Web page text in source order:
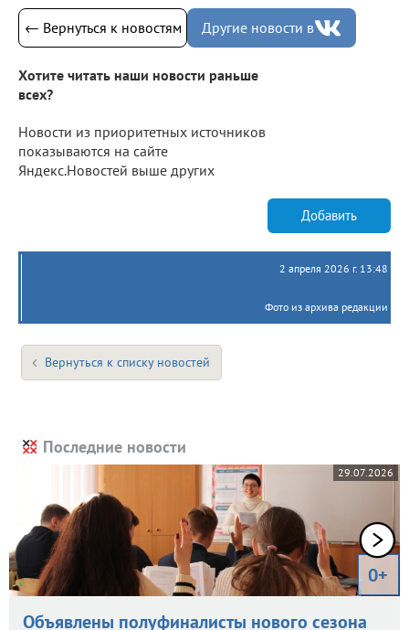
← Вернуться к новостям Другие новости в
Хотите читать наши новости раньше
всех?
Новости из приоритетных источников
показываются на сайте
Яндекс.Новостей выше других
Добавить
2 апреля 2026 г. 13:48
Фото из архива редакции
Вернуться к списку новостей
Последние новости
29.07.2026
0+
Объявлены полуфиналисты нового сезона